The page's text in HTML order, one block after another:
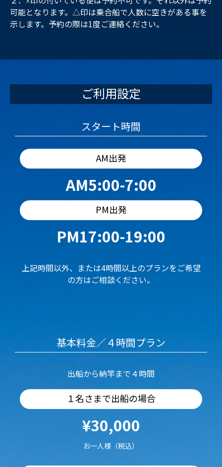
可能となります。△印は乗合船で人数に空きがある事を
示します。予約の際は1度ご連絡ください。
ご利用設定
スタート時間
AM出発
AM5:00-7:00
PM出発
PM17:00-19:00
上記時間以外、または4時間以上のプランをご希望
の方はご相談ください。
基本料金／４時間プラン
出船から納竿まで４時間
１名さまで出船の場合
¥30,000
お一人様（税込）